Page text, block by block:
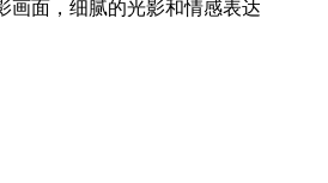
画面，细腻的光影和情感表达